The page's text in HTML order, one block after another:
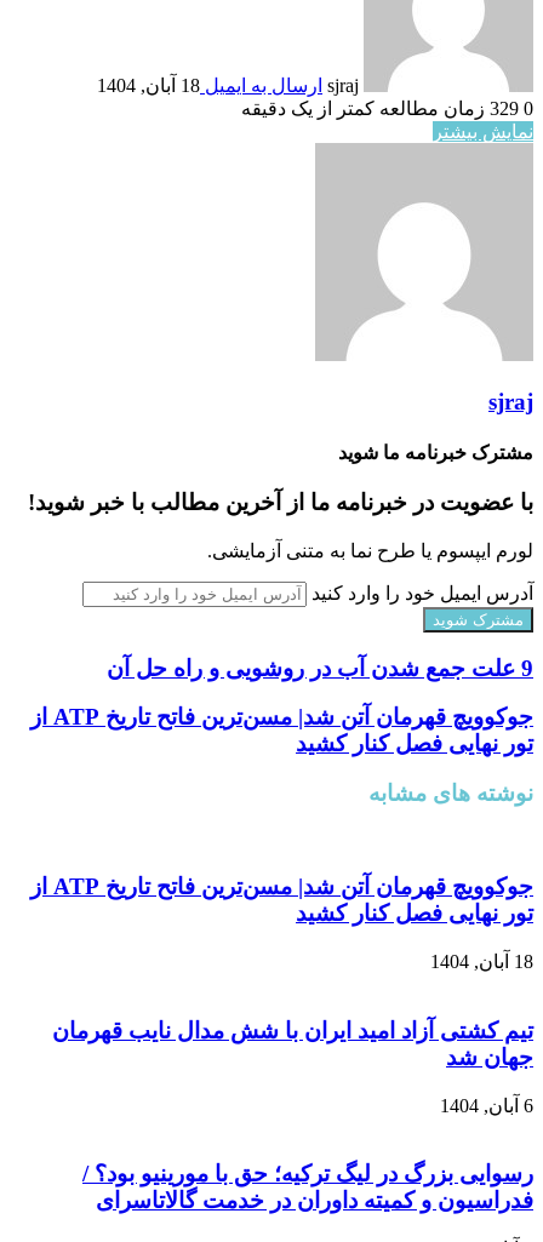
sjraj ارسال به ایمیل 18 آبان, 1404
0
زمان مطالعه کمتر از یک دقیقه
نمایش بیشتر
sjraj
مشترک خبرنامه ما شوید
با عضویت در خبرنامه ما از آخرین مطالب با خبر شوید!
لورم ایپسوم یا طرح‌ نما به متنی آزمایشی.
آدرس ایمیل خود را وارد کنید
9 علت جمع شدن آب در روشویی و راه حل آن
جوکوویچ قهرمان آتن شد| مسن‌ترین فاتح تاریخ ATP از
تور نهایی فصل کنار کشید
نوشته های مشابه
جوکوویچ قهرمان آتن شد| مسن‌ترین فاتح تاریخ ATP از
تور نهایی فصل کنار کشید
18 آبان, 1404
تیم کشتی آزاد امید ایران با شش مدال نایب قهرمان
جهان شد
6 آبان, 1404
رسوایی بزرگ در لیگ ترکیه؛ حق با مورینیو بود؟ /
فدراسیون و کمیته داوران در خدمت گالاتاسرای